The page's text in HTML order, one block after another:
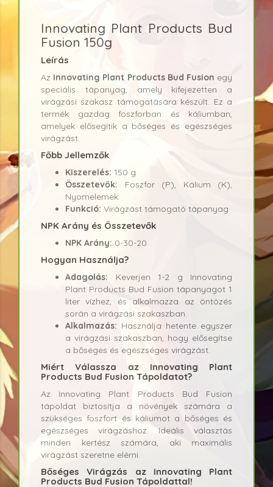
Innovating Plant Products Bud
Fusion 150g
Leírás
Az Innovating Plant Products Bud Fusion egy
speciális tápanyag, amely kifejezetten a
virágzási szakasz támogatására készült. Ez a
termék gazdag foszforban és káliumban,
amelyek elősegítik a bőséges és egészséges
virágzást.
Főbb Jellemzők
Kiszerelés: 150 g
Összetevők: Foszfor (P), Kálium (K),
Nyomelemek
Funkció: Virágzást támogató tápanyag
NPK Arány és Összetevők
NPK Arány: 0-30-20
Hogyan Használja?
Adagolás: Keverjen 1-2 g Innovating
Plant Products Bud Fusion tápanyagot 1
liter vízhez, és alkalmazza az öntözés
során a virágzási szakaszban.
Alkalmazás: Használja hetente egyszer
a virágzási szakaszban, hogy elősegítse
a bőséges és egészséges virágzást.
Miért Válassza az Innovating Plant
Products Bud Fusion Tápoldatot?
Az Innovating Plant Products Bud Fusion
tápoldat biztosítja a növények számára a
szükséges foszfort és káliumot a bőséges és
egészséges virágzáshoz. Ideális választás
minden kertész számára, aki maximális
virágzást szeretne elérni.
Bőséges Virágzás az Innovating Plant
Products Bud Fusion Tápoldattal!